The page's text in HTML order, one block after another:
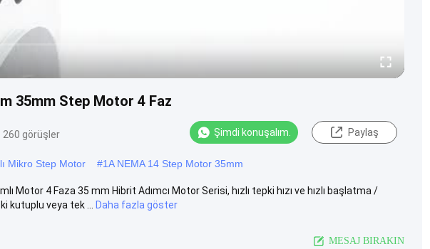
35mm Step Motor 4 Faz
260 görüşler Şimdi konuşalım. Paylaş
Mikro Step Motor #1A NEMA 14 Step Motor 35mm
Motor 4 Faza 35 mm Hibrit Adımcı Motor Serisi, hızlı tepki hızı ve hızlı başlatma /
kutuplu veya tek ...
Daha fazla göster
MESAJ BIRAKIN